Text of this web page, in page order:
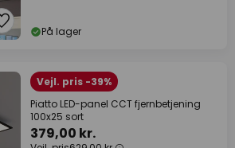
På lager
Vejl. pris -39%
Piatto LED-panel CCT fjernbetjening
100x25 sort
379,00 kr.